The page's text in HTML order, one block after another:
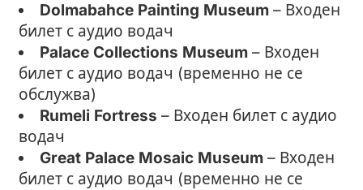
Dolmabahce Painting Museum – Входен
билет с аудио водач
Palace Collections Museum – Входен
билет с аудио водач (временно не се
обслужва)
Rumeli Fortress – Входен билет с аудио
водач
Great Palace Mosaic Museum – Входен
билет с аудио водач (временно не се